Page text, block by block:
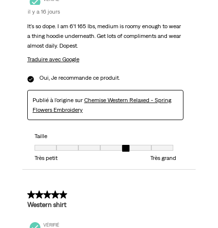
il y a 16 jours
It's so dope. I am 6'1 165 lbs, medium is roomy enough to wear
a thing hoodie underneath. Get lots of compliments and wear
almost daily. Dopest.
Traduire avec Google
Oui, Je recommande ce produit.
Publié à l'origine sur Chemise Western Relaxed - Spring
Flowers Embroidery
Taille
Taille, 5 sur 7, où 1 est égal à Très petit et 7 est égal à Très grand
Très petit
Très grand
5 sur 5 étoiles.
Western shirt
VÉRIFIÉ